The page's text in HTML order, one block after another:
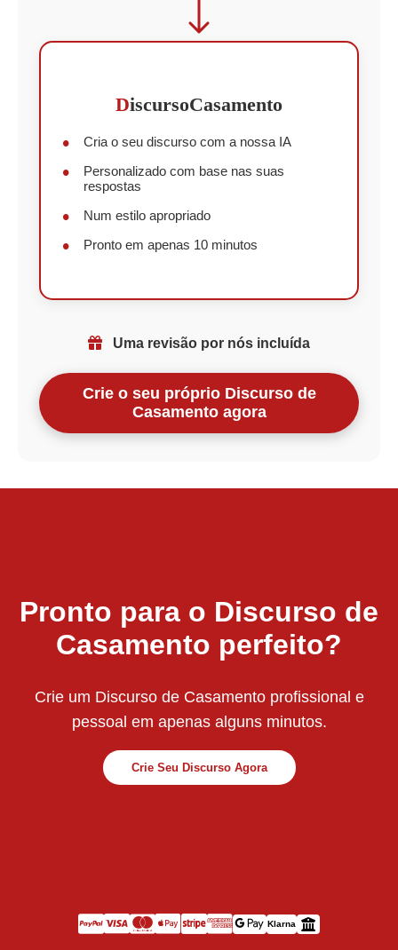
DiscursoCasamento
Cria o seu discurso com a nossa IA
Personalizado com base nas suas
respostas
Num estilo apropriado
Pronto em apenas 10 minutos
Uma revisão por nós incluída
Crie o seu próprio Discurso de
Casamento agora
Pronto para o Discurso de
Casamento perfeito?
Crie um Discurso de Casamento profissional e
pessoal em apenas alguns minutos.
Crie Seu Discurso Agora
Klarna